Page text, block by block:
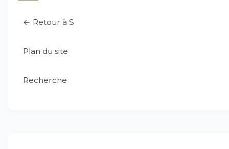
← Retour à S
Plan du site
Recherche